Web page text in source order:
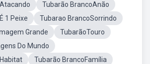
Tubarão BrancoAnão
1 Peixe
Tubarao BrancoSorrindo
Grande
TubarãoTouro
Do Mundo
Tubarão BrancoFamília